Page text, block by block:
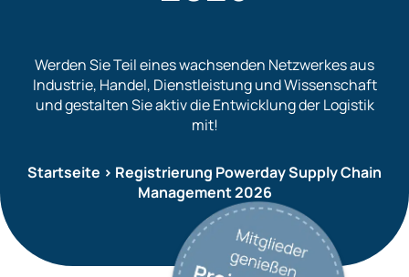
Werden Sie Teil eines wachsenden Netzwerkes aus
Industrie, Handel, Dienstleistung und Wissenschaft
und gestalten Sie aktiv die Entwicklung der Logistik
mit!
Startseite > Registrierung Powerday Supply Chain
Management 2026